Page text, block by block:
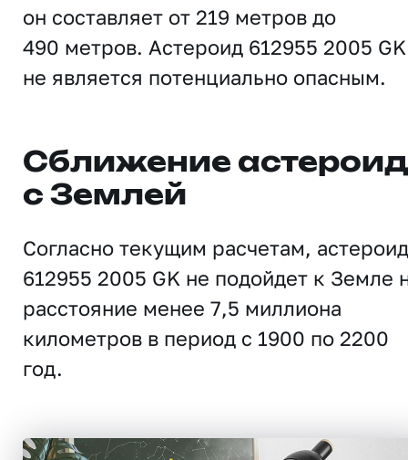
он составляет от 219 метров до
490 метров. Астероид 612955 2005 GK
не является потенциально опасным.
Сближение
с Землей
Согласно текущим расчетам, астероид
612955 2005 GK не подойдет к Земле
расстояние менее 7,5 миллиона
километров в период с 1900 по 2200
год.